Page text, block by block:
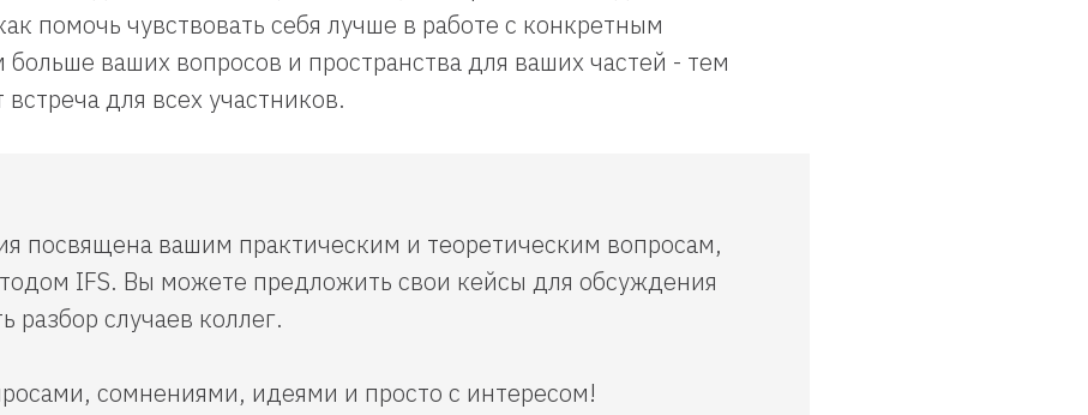
помочь чувствовать себя лучше в работе с конкретным
ваших вопросов и пространства для ваших частей - тем
для всех участников.
посвящена вашим практическим и теоретическим вопросам,
IFS. Вы можете предложить свои кейсы для обсуждения
разбор случаев коллег.
сомнениями, идеями и просто с интересом!